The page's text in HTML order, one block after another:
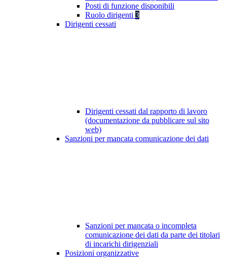
Posti di funzione disponibili
Ruolo dirigenti 3
Dirigenti cessati
Dirigenti cessati dal rapporto di lavoro
(documentazione da pubblicare sul sito
web)
Sanzioni per mancata comunicazione dei dati
Sanzioni per mancata o incompleta
comunicazione dei dati da parte dei titolari
di incarichi dirigenziali
Posizioni organizzative